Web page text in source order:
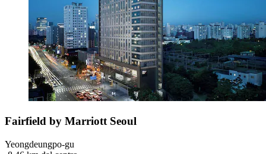
Fairfield by Marriott Seoul
Yeongdeungpo-gu